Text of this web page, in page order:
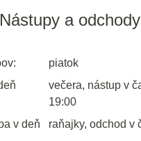
Nástupy a odchody
piatok
večera, nástup v
19:00
v deň
raňajky, odchod v